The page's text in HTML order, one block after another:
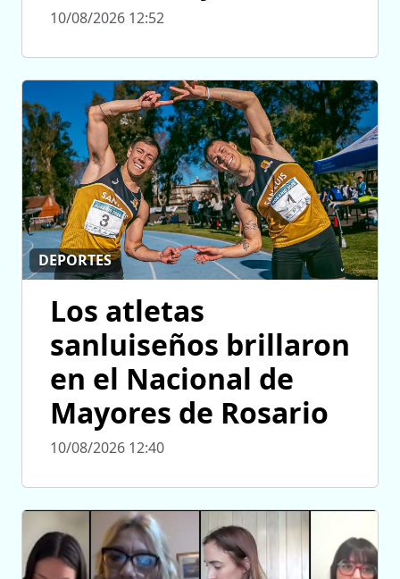
10/08/2026 12:52
DEPORTES
Los atletas
sanluiseños brillaron
en el Nacional de
Mayores de Rosario
10/08/2026 12:40